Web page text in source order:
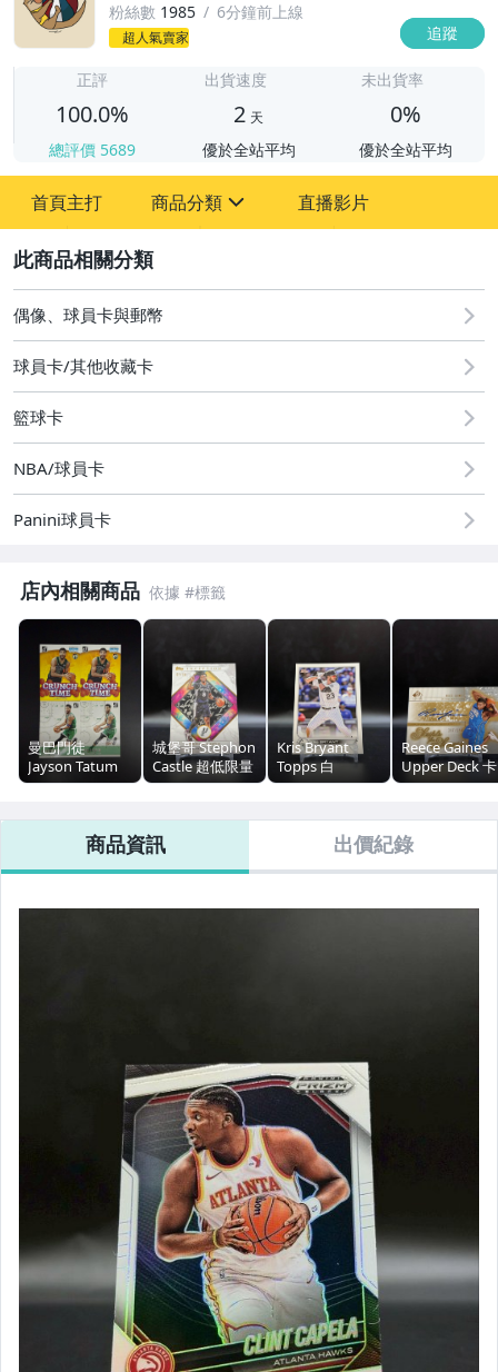
粉絲數 1985 6分鐘前上線
超人氣賣家 追蹤
正評
100.0%
總評價 5689
出貨速度
2 天
優於全站平均
未出貨率
0%
優於全站平均
首頁主打 商品分類
偶像、球員卡與郵幣
直播影片
偶像、球員卡與郵幣
球員卡/其他收藏卡
籃球卡
NBA/球員卡
Panini球員卡
店內相關商品
曼巴門徒
Jayson Tatum
Donruss 戰術版
Time 特卡四張
城堡哥 Stephon
Castle 超低限量
Inception 盜夢
Kris Bryant
Topps 白
亮/300（浩
Reece Gaines
Upper Deck 卡
面簽/250（平
商品資訊 出價紀錄